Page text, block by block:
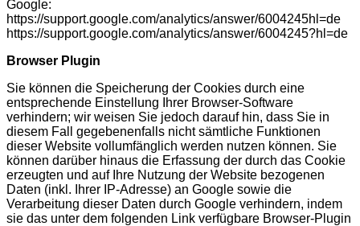
Google:
https://support.google.com/analytics/answer/6004245hl=de
https://support.google.com/analytics/answer/6004245?hl=de
Browser Plugin
Sie können die Speicherung der Cookies durch eine
entsprechende Einstellung Ihrer Browser-Software
verhindern; wir weisen Sie jedoch darauf hin, dass Sie in
diesem Fall gegebenenfalls nicht sämtliche Funktionen
dieser Website vollumfänglich werden nutzen können. Sie
können darüber hinaus die Erfassung der durch das Cookie
erzeugten und auf Ihre Nutzung der Website bezogenen
Daten (inkl. Ihrer IP-Adresse) an Google sowie die
Verarbeitung dieser Daten durch Google verhindern, indem
sie das unter dem folgenden Link verfügbare Browser-Plugin